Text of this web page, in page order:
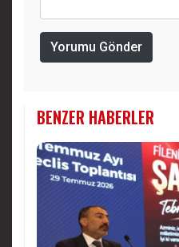
Yorumu Gönder
BENZER HABERLER